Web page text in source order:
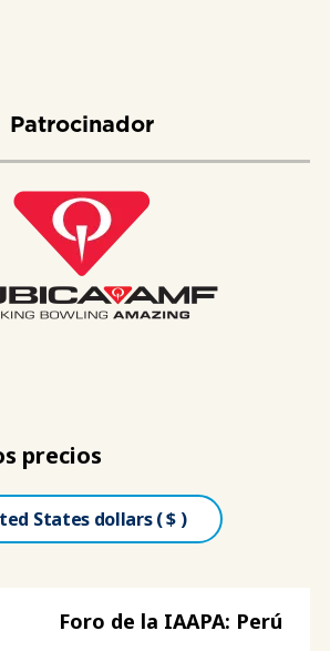
Patrocinador
precios
Foro de la IAAPA: Perú